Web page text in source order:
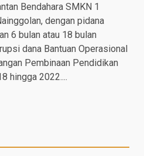
Bendahara SMKN 1
dengan pidana
6 bulan atau 18 bulan
dana Bantuan Operasional
Pembinaan Pendidikan
hingga 2022....